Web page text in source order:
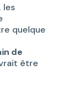
les
quelque
de
être